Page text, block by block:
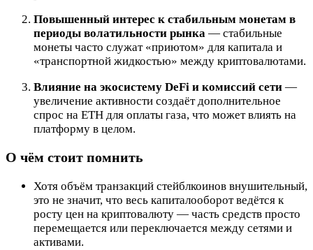
Повышенный интерес к стабильным монетам в
периоды волатильности рынка — стабильные
монеты часто служат «приютом» для капитала и
«транспортной жидкостью» между криптовалютами.
Влияние на экосистему DeFi и комиссий сети —
увеличение активности создаёт дополнительное
спрос на ETH для оплаты газа, что может влиять на
платформу в целом.
О чём стоит помнить
Хотя объём транзакций стейблкоинов внушительный,
это не значит, что весь капиталооборот ведётся к
росту цен на криптовалюту — часть средств просто
перемещается или переключается между сетями и
активами.